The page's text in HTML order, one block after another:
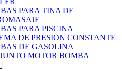
PARA TINA DE
PARA PISCINA
DE PRESION CONSTANTE
DE GASOLINA
MOTOR BOMBA
